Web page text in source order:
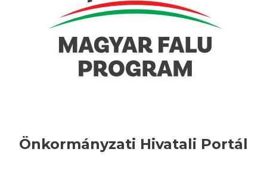
Önkormányzati Hivatali Portál